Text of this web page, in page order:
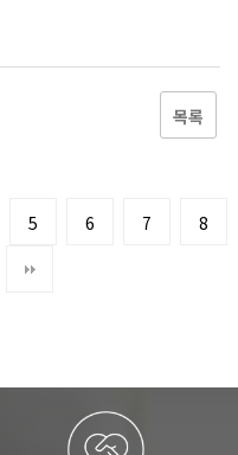
목록
5 6 7
8